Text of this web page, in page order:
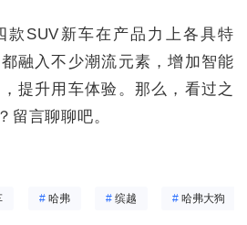
款SUV新车在产品力上各具特
融入不少潮流元素，增加智能
提升用车体验。那么，看过之
留言聊聊吧。
# 哈弗 # 缤越 # 哈弗大狗